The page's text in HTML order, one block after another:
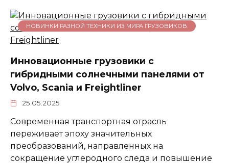
НОВИНКИ РАЗНОЙ ТЕХНИКИ ИЗ МИРА ГРУЗОВИКОВ.
Инновационные грузовики с
гибридными солнечными панелями от
Volvo, Scania и Freightliner
25.05.2025
Современная транспортная отрасль
переживает эпоху значительных
преобразований, направленных на
сокращение углеродного следа и повышение